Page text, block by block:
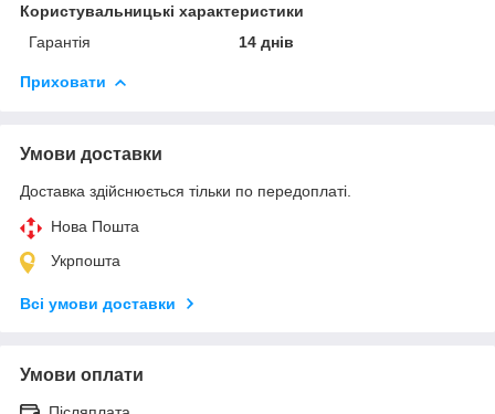
Користувальницькі характеристики
Гарантія
14 днів
Приховати
Умови доставки
Доставка здійснюється тільки по передоплаті.
Нова Пошта
Укрпошта
Всі умови доставки
Умови оплати